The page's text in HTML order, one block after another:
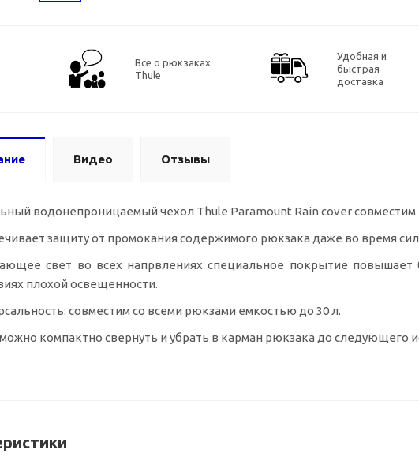
Все о рюкзаках
Thule
Удобная и
быстрая
доставка
Видео Отзывы
водонепроницаемый чехол Thule Paramount Rain cover
защиту от промокания содержимого рюкзака даже во время
свет во всех напрвлениях специальное покрытие повышает
плохой освещенности.
совместим со всеми рюкзами емкостью до 30 л.
компактно свернуть и убрать в карман рюкзака до следующего